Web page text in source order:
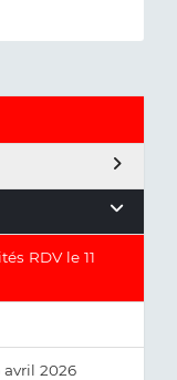
RDV le 11
avril 2026